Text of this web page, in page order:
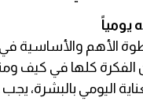
الأهم والأساسية في
الفكرة كلها في كيف
اليومي بالبشرة،